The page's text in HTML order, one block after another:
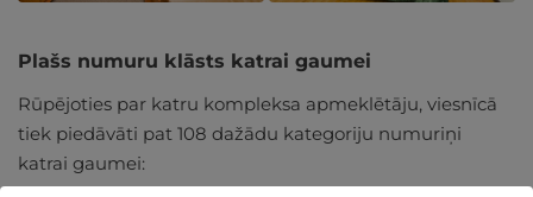
Plašs numuru klāsts katrai gaumei
Rūpējoties par katru kompleksa apmeklētāju, viesnīcā
tiek piedāvāti pat 108 dažādu kategoriju numuriņi
katrai gaumei: